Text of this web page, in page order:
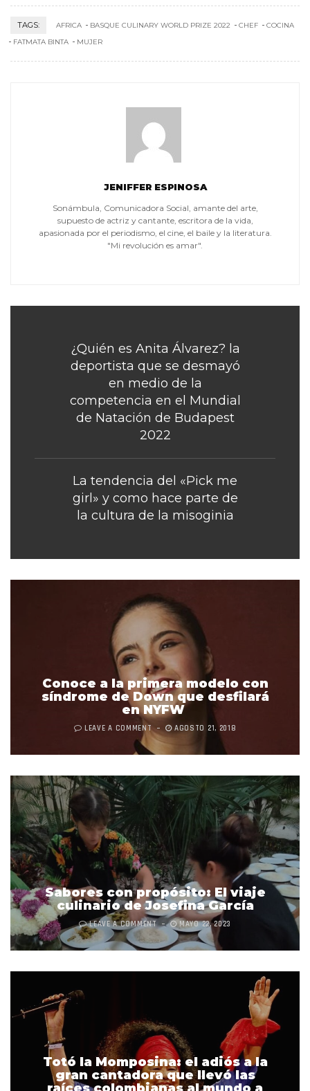
TAGS: AFRICA BASQUE CULINARY WORLD PRIZE 2022 CHEF
COCINA
FATMATA BINTA
MUJER
JENIFFER ESPINOSA
Sonámbula, Comunicadora Social, amante del arte,
supuesto de actriz y cantante, escritora de la vida,
apasionada por el periodismo, el cine, el baile y la literatura.
"Mi revolución es amar".
¿Quién es Anita Álvarez? la
deportista que se desmayó
en medio de la
competencia en el Mundial
de Natación de Budapest
2022
La tendencia del «Pick me
girl» y como hace parte de
la cultura de la misoginia
Conoce a la primera modelo con
síndrome de Down que desfilará
en NYFW
LEAVE A COMMENT AGOSTO 21, 2018
Sabores con propósito: El viaje
culinario de Josefina García
LEAVE A COMMENT MAYO 22, 2023
Totó la Momposina: el adiós a la
gran cantadora que llevó las